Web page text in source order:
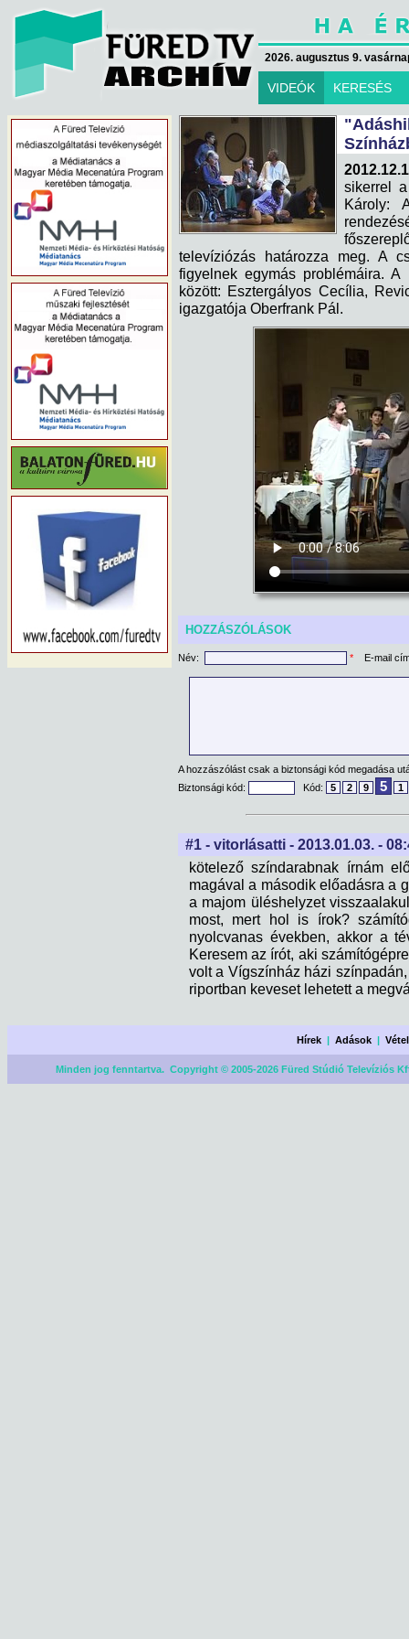
2026. augusztus 9.
VIDEÓK KERESÉS
sikerrel
Károly:
televíziózás határozza meg. A
figyelnek egymás problémáira. A
között: Esztergályos Cecília,
igazgatója Oberfrank Pál.
HOZZÁSZÓLÁSOK
Név: * E-mail
A hozzászólást csak a biztonsági kód megadása
Biztonsági kód:
Kód: 5 2 9 5 1
#1 - vitorlásatti - 2013.01.03. -
kötelező színdarabnak írnám
magával a második előadásra a
a majom üléshelyzet
most, mert hol is írok?
nyolcvanas években, akkor a
Keresem az írót, aki
volt a Vígszínház házi
riportban keveset lehetett a
Hírek |Adások |
Minden jog fenntartva. Copyright © 2005-2026 Füred Stúdió Televíziós